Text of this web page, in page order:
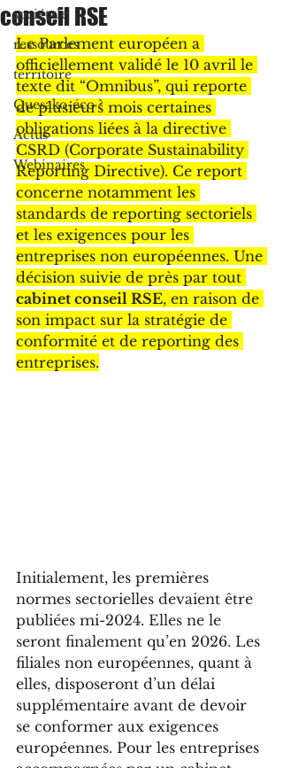
sociétale
ressources
territoire
Quesako-éco ?
Actus
Webinaires
conseil RSE
Le Parlement européen a
officiellement validé le 10 avril le
texte dit “Omnibus”, qui reporte
de plusieurs mois certaines
obligations liées à la directive
CSRD (Corporate Sustainability
Reporting Directive). Ce report
concerne notamment les
standards de reporting sectoriels
et les exigences pour les
entreprises non européennes. Une
décision suivie de près par tout
cabinet conseil RSE, en raison de
son impact sur la stratégie de
conformité et de reporting des
entreprises.
Initialement, les premières
normes sectorielles devaient être
publiées mi-2024. Elles ne le
seront finalement qu’en 2026. Les
filiales non européennes, quant à
elles, disposeront d’un délai
supplémentaire avant de devoir
se conformer aux exigences
européennes. Pour les entreprises